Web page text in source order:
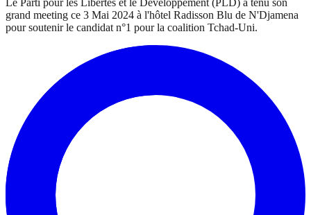
Le Parti pour les Libertés et le Développement (PLD) a tenu son
grand meeting ce 3 Mai 2024 à l'hôtel Radisson Blu de N'Djamena
pour soutenir le candidat n°1 pour la coalition Tchad-Uni.